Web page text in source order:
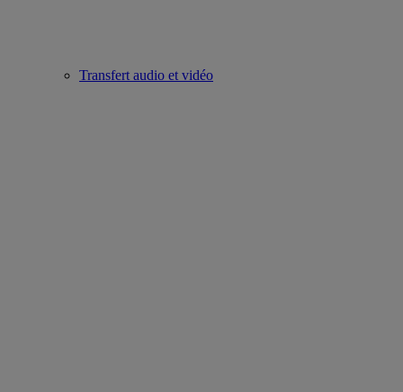
Transfert audio et vidéo